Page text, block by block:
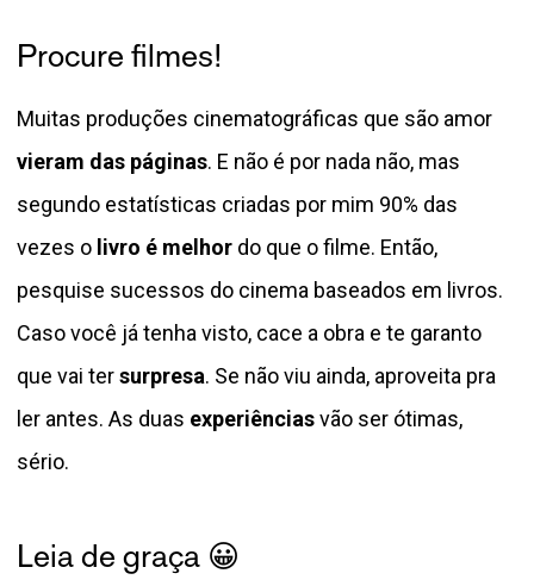
Procure filmes!
Muitas produções cinematográficas que são amor
vieram das páginas. E não é por nada não, mas
segundo estatísticas criadas por mim 90% das
vezes o livro é melhor do que o filme. Então,
pesquise sucessos do cinema baseados em livros.
Caso você já tenha visto, cace a obra e te garanto
que vai tersurpresa. Se não viu ainda, aproveita pra
ler antes. As duas experiênciasvão ser ótimas,
sério.
Leia de graça 😀